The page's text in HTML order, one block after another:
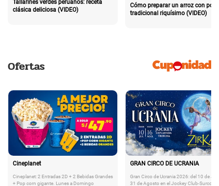
Tallarines verdes peruanos: receta
clásica deliciosa (VIDEO)
Cómo preparar un arroz con pollo
tradicional riquísimo (VIDEO)
Ofertas
Cineplanet
Cineplanet: 2 Entradas 2D + 2 Bebidas Grandes
+ Pop corn gigante. Lunes a Domingo
GRAN CIRCO DE UCRANIA
Gran Circo de Ucrania 2026: del 10 de
31 de Agosto en el Jockey Club-Surco